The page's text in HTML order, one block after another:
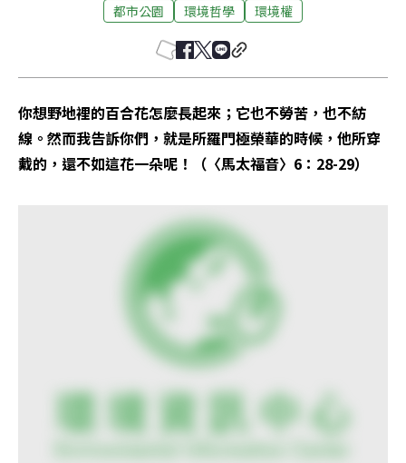
都市公園
環境哲學 環境權
你想野地裡的百合花怎麼長起來；它也不勞苦，也不紡
線。然而我告訴你們，就是所羅門極榮華的時候，他所穿
戴的，還不如這花一朵呢！（〈馬太福音〉6：28-29）